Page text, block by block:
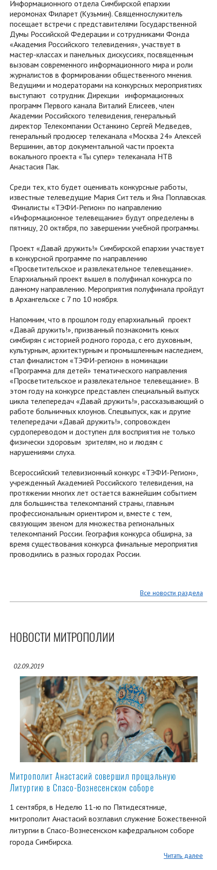
Информационного отдела Симбирской епархии
иеромонах Филарет (Кузьмин). Священнослужитель
посещает встречи с представителями Государственной
Думы Российской Федерации и сотрудниками Фонда
«Академия Российского телевидения», участвует в
мастер-классах и панельных дискуссиях, посвященным
вызовам современного информационного мира и роли
журналистов в формировании общественного мнения.
Ведущими и модераторами на конкурсных мероприятиях
выступают сотрудник Дирекции информационных
программ Первого канала Виталий Елисеев, член
Академии Российского телевидения, генеральный
директор Телекомпании Останкино Сергей Медведев,
генеральный продюсер телеканала «Москва 24» Алексей
Вершинин, автор документальной части проекта
вокального проекта «Ты супер» телеканала НТВ
Анастасия Пак.
Среди тех, кто будет оценивать конкурсные работы,
известные телеведущие Мария Ситтель и Яна Поплавская.
Финалисты «ТЭФИ-Регион» по направлению
«Информационное телевещание» будут определены в
пятницу, 20 октября, по завершении учебной программы.
Проект «Давай дружить!» Симбирской епархии участвует
в конкурсной программе по направлению
«Просветительское и развлекательное телевещание».
Епархиальный проект вышел в полуфинал конкурса по
данному направлению. Мероприятия полуфинала пройдут
в Архангельске с 7 по 10 ноября.
Напомним, что в прошлом году епархиальный проект
«Давай дружить!», призванный познакомить юных
симбирян с историей родного города, с его духовным,
культурным, архитектурным и промышленным наследием,
стал финалистом «ТЭФИ-регион» в номинации
«Программа для детей» тематического направления
«Просветительское и развлекательное телевещание». В
этом году на конкурсе представлен специальный выпуск
цикла телепередач «Давай дружить!», рассказывающий о
работе больничных клоунов. Спецвыпуск, как и другие
телепередачи «Давай дружить!», сопровожден
сурдопереводом и доступен для восприятия не только
физически здоровым зрителям, но и людям с
нарушениями слуха.
Всероссийский телевизионный конкурс «ТЭФИ-Регион»,
учрежденный Академией Российского телевидения, на
протяжении многих лет остается важнейшим событием
для большинства телекомпаний страны, главным
профессиональным ориентиром и, вместе с тем,
связующим звеном для множества региональных
телекомпаний России. География конкурса обширна, за
время существования конкурса финальные мероприятия
проводились в разных городах России.
Все новости раздела
НОВОСТИ МИТРОПОЛИИ
02.09.2019
Митрополит Анастасий совершил прощальную
Литургию в Спасо-Вознесенском соборе
1 сентября, в Неделю 11-ю по Пятидесятнице,
митрополит Анастасий возглавил служение Божественной
литургии в Спасо-Вознесенском кафедральном соборе
города Симбирска.
Читать далее